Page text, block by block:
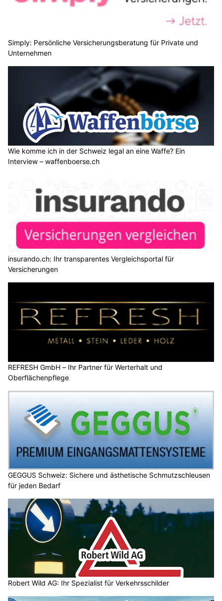
Simply: Persönliche Versicherungsberatung für Private und
Unternehmen
Wie komme ich in der Schweiz legal an eine Waffe? Ein
Interview – waffenboerse.ch
insurando.ch: Ihr transparentes Vergleichsportal für
Versicherungen
REFRESH GmbH – Ihr Partner für Werterhalt und
Oberflächenpflege
GEGGUS Schweiz: Sichere und ästhetische Schmutzschleusen
für jeden Bedarf
Robert Wild AG: Ihr Spezialist für Verkehrsschilder